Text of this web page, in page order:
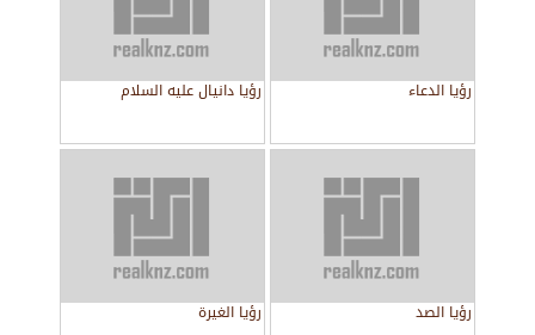
رؤيا الدعاء رؤيا دانيال عليه السلام
رؤيا الصد رؤيا الغيرة